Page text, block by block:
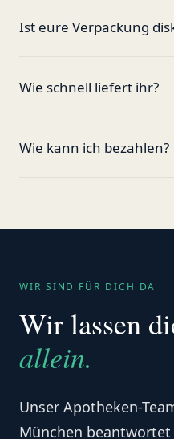
Ist eure Verpackung
Wie schnell liefert ihr?
Wie kann ich bezahlen?
WIR SIND FÜR DICH DA
Wir lassen
allein.
Unser Apotheken-
München beantwortet